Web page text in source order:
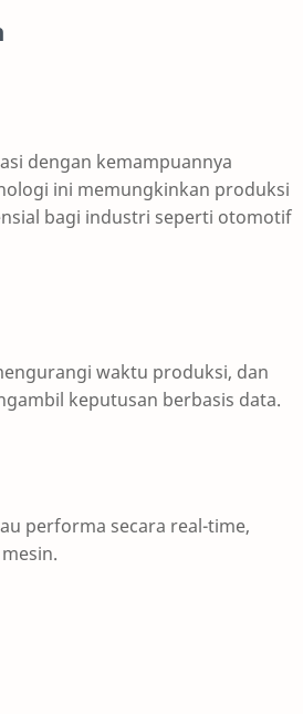
dengan kemampuannya
ini memungkinkan produksi
bagi industri seperti otomotif
waktu produksi, dan
keputusan berbasis data.
performa secara real-time,